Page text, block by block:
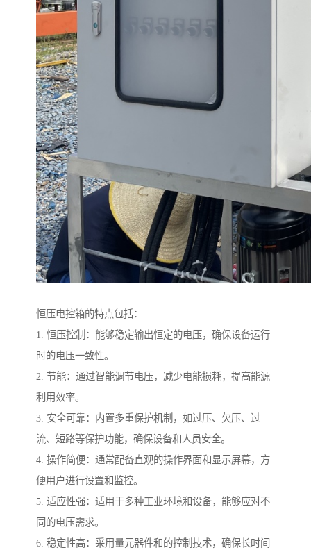
恒压电控箱的特点包括：
1. 恒压控制：能够稳定输出恒定的电压，确保设备运行
时的电压一致性。
2. 节能：通过智能调节电压，减少电能损耗，提高能源
利用效率。
3. 安全可靠：内置多重保护机制，如过压、欠压、过
流、短路等保护功能，确保设备和人员安全。
4. 操作简便：通常配备直观的操作界面和显示屏幕，方
便用户进行设置和监控。
5. 适应性强：适用于多种工业环境和设备，能够应对不
同的电压需求。
6. 稳定性高：采用量元器件和的控制技术，确保长时间